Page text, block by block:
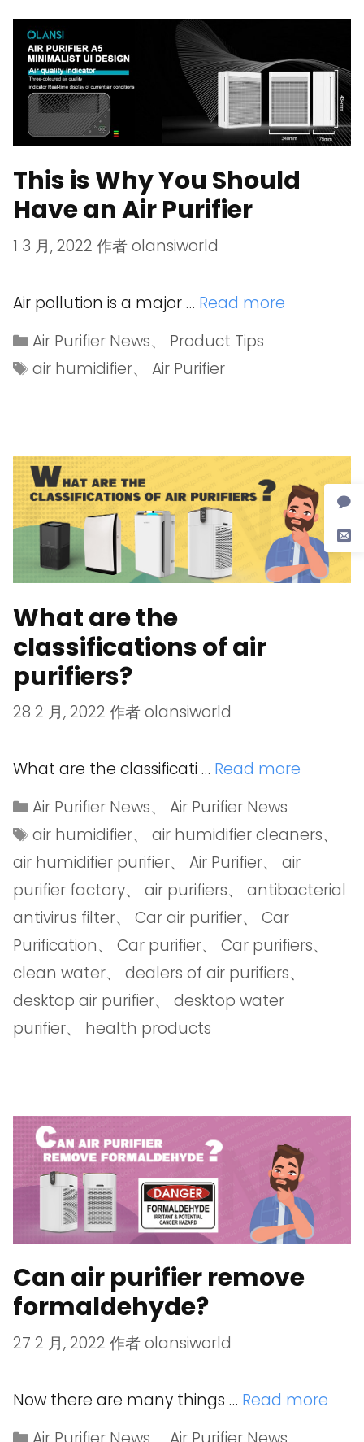
This is Why You Should
Have an Air Purifier
1 3 月, 2022 作者olansiworld
Air pollution is a major … Read more
Air Purifier News、 Product Tips
air humidifier、Air Purifier
What are the
classifications of air
purifiers?
28 2 月, 2022 作者olansiworld
What are the classificati … Read more
Air Purifier News、Air Purifier News
air humidifier、air humidifier cleaners、
air humidifier purifier、 Air Purifier、 air
purifier factory、 air purifiers、 antibacterial
antivirus filter、 Car air purifier、 Car
Purification、 Car purifier、 Car purifiers、
clean water、 dealers of air purifiers、
desktop air purifier、 desktop water
purifier、 health products
Can air purifier remove
formaldehyde?
27 2 月, 2022 作者olansiworld
Now there are many things … Read more